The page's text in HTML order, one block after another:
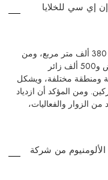
إي سي للخلايا
تبلغ مساحة معرض SNEC هذا العام حوالي 380 ألف متر مربع، ومن
المتوقع أن يشارك فيه أكثر من 3500 عارض و500 ألف زائر
العارضون من نحو 100 دولة ومنطقة مختلفة، ويشكل
المشاركين. ومن المؤكد أن ازدياد
الزوار والفعاليات،
من شركة